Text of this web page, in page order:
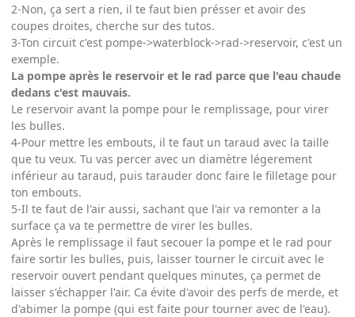
2-Non, ça sert a rien, il te faut bien présser et avoir des
coupes droites, cherche sur des tutos.
3-Ton circuit c'est pompe->waterblock->rad->reservoir, c'est un
exemple.
La pompe après le reservoir et le rad parce que l'eau chaude
dedans c'est mauvais.
Le reservoir avant la pompe pour le remplissage, pour virer
les bulles.
4-Pour mettre les embouts, il te faut un taraud avec la taille
que tu veux. Tu vas percer avec un diamètre légerement
inférieur au taraud, puis tarauder donc faire le filletage pour
ton embouts.
5-Il te faut de l'air aussi, sachant que l'air va remonter a la
surface ça va te permettre de virer les bulles.
Après le remplissage il faut secouer la pompe et le rad pour
faire sortir les bulles, puis, laisser tourner le circuit avec le
reservoir ouvert pendant quelques minutes, ça permet de
laisser s'échapper l'air. Ca évite d'avoir des perfs de merde, et
d'abimer la pompe (qui est faite pour tourner avec de l'eau).